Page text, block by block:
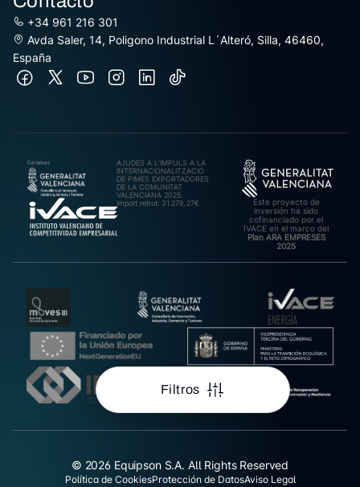
Filtros
+34 961 216 301
Avda Saler, 14, Poligono Industrial L´Alteró, Silla, 46460,
España
AJUDES A L’IMPULS A LA
INTERNACIONALITZACIÓ
DE PIMES EXPORTADORES
DE LA COMUNITAT
VALENCIANA 2025.
Import rebut: 31.278,27€
Este proyecto de
inversión ha sido
cofinanciado por el
IVACE en el marco del
Plan ARA EMPRESES
2025
© 2026 Equipson S.A. All Rights Reserved
Política de CookiesProtección de DatosAviso Legal